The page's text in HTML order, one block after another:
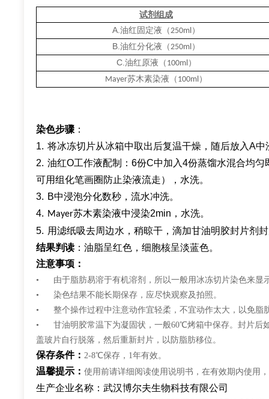
试剂组成
A. 油红固定液（250ml）
B. 油红分化液 （250ml）
C. 油红原液（ 100ml）
Mayer苏木素染液（ 100ml）
染色步骤 ：
1. 将冰冻切片从冰箱中取出后复温干燥，随后放入A
2. 油红O工作液配制：6份C中加入4份蒸馏水混合均
可用组化笔画圈防止染液流走），水洗。
3. B中浸泡分化数秒，流水冲洗。
4. Mayer苏木素染液中浸染2min，水洗。
5. 用滤纸吸去周边水，稍晾干，滴加甘油明胶封片剂
结果判读 ：油脂呈红色，细胞核呈淡蓝色。
注意事项：
• 由于脂肪易溶于有机溶剂，所以一般用冰冻切片染色来显
• 染色结果不能长期保存，应尽快观察及拍照。
• 整个操作过程中注意动作宜轻柔，不宜动作太大，以免脂
• 甘油明胶常温下为凝固状，一般60℃烤箱中保存。封片后
盖玻片自行脱落，然后重新封片，以防脂肪移位。
保存条件： 2-8℃保存，1年有效。
温馨提示： 使用前请详细阅读使用说明书，在有效期内使用
生产企业名称：武汉博尔夫生物科技有限公司